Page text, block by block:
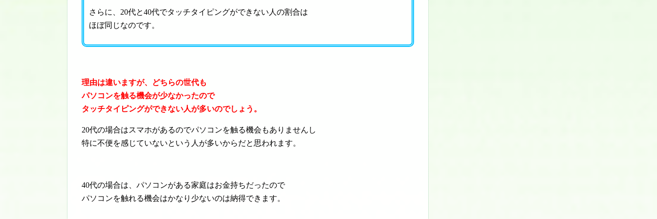
さらに、20代と40代でタッチタイピングができない人の割合は
ほぼ同じなのです。
理由は違いますが、どちらの世代も
パソコンを触る機会が少なかったので
タッチタイピングができない人が多いのでしょう。
20代の場合はスマホがあるのでパソコンを触る機会もありませんし
特に不便を感じていないという人が多いからだと思われます。
40代の場合は、パソコンがある家庭はお金持ちだったので
パソコンを触れる機会はかなり少ないのは納得できます。